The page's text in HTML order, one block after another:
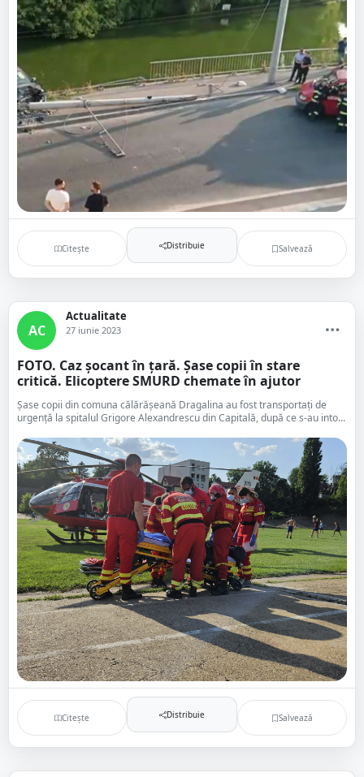
Citește Distribuie Salvează
AC
Actualitate
27 iunie 2023
FOTO. Caz șocant în țară. Șase copii în stare
critică. Elicoptere SMURD chemate în ajutor
Șase copii din comuna călărășeană Dragalina au fost transportați de
urgență la spitalul Grigore Alexandrescu din Capitală, după ce s-au into...
Citește Distribuie Salvează